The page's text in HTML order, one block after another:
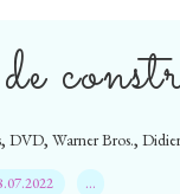
, DVD, Warner Bros.,
…